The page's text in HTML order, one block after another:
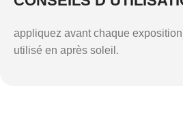
appliquez avant chaque
utilisé en après soleil.